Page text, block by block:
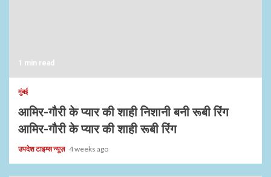
1 min read
मुंबई
आमिर-गौरी के प्यार की शाही निशानी बनी रूबी रिंग
आमिर-गौरी के प्यार की शाही रूबी रिंग
उपदेश टाइम्स न्यूज़ 4 weeks ago